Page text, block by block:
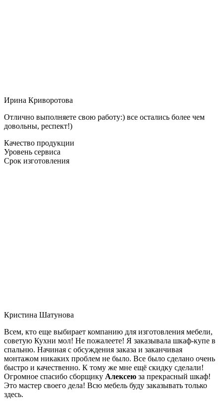
Ирина Криворотова
Отлично выполняете свою работу:) все остались более чем
довольны, респект!)
Качество продукции
Уровень сервиса
Срок изготовления
Кристина Шатунова
Всем, кто еще выбирает компанию для изготовления мебели,
советую Кухни мол! Не пожалеете! Я заказывала шкаф-купе в
спальню. Начиная с обсуждения заказа и заканчивая
монтажом никаких проблем не было. Все было сделано очень
быстро и качественно. К тому же мне ещё скидку сделали!
Огромное спасибо сборщику Алексею за прекрасный шкаф!
Это мастер своего дела! Всю мебель буду заказывать только
здесь.